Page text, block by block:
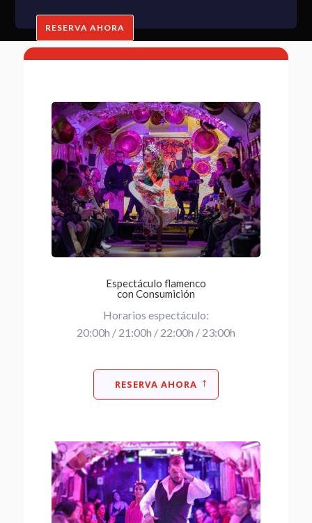
RESERVA AHORA
Espectáculo flamenco
con Consumición
Horarios espectáculo:
20:00h / 21:00h / 22:00h / 23:00h
RESERVA AHORA